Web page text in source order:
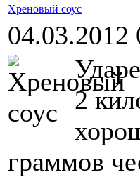
Хреновый соус
04.03.2012
2
граммов